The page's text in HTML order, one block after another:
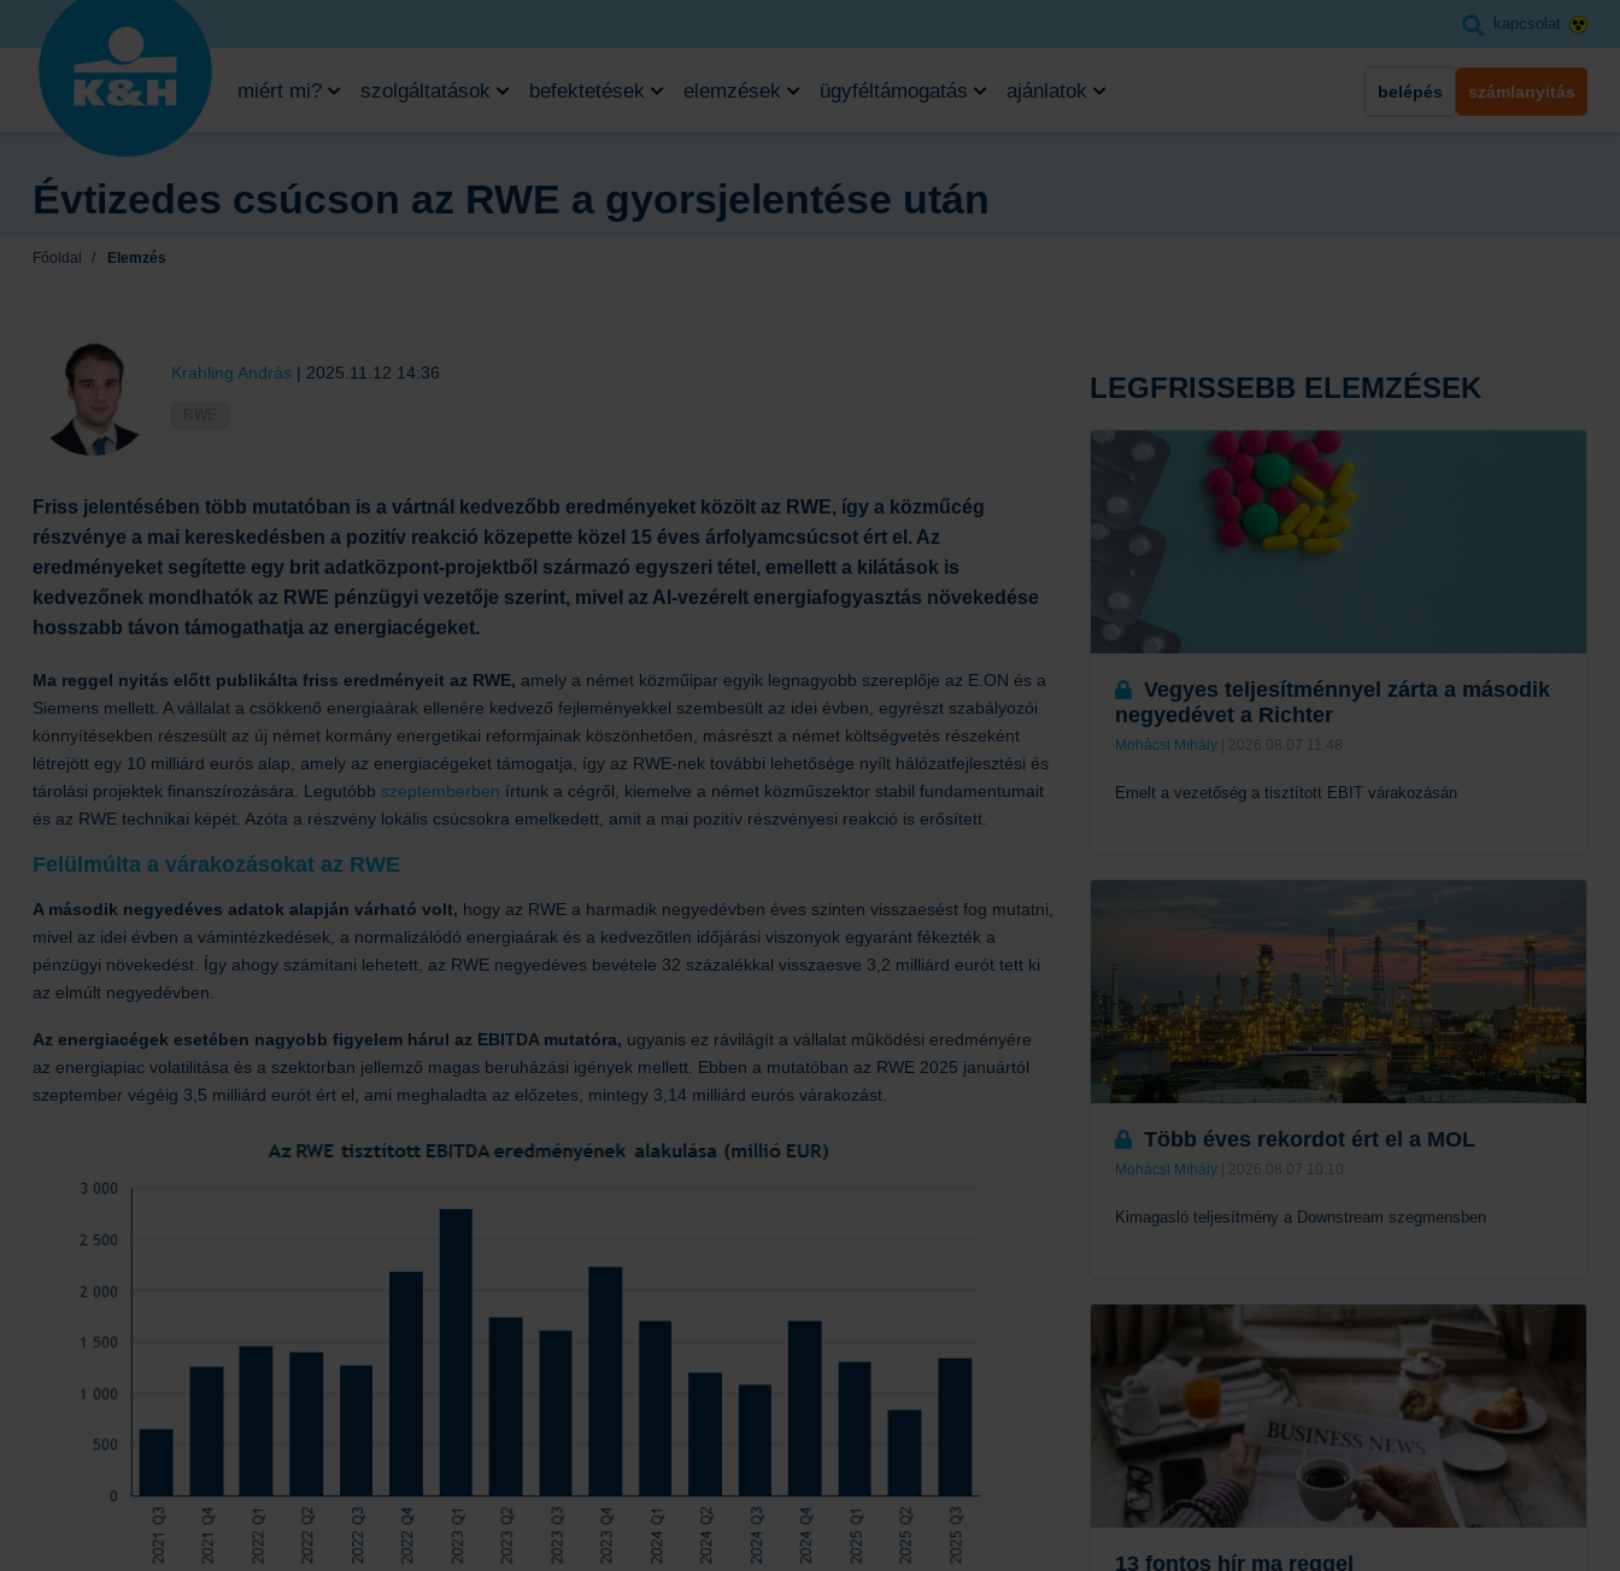
kapcsolat
miért mi? szolgáltatások befektetések elemzések ügyféltámogatás ajánlatok belépés számlanyitás
Évtizedes csúcson az RWE a gyorsjelentése után
Főoldal / Elemzés
Krahling András | 2025.11.12 14:36
Friss jelentésében több mutatóban is a vártnál kedvezőbb eredményeket közölt az RWE, így a közműcég
részvénye a mai kereskedésben a pozitív reakció közepette közel 15 éves árfolyamcsúcsot ért el. Az
eredményeket segítette egy brit adatközpont-projektből származó egyszeri tétel, emellett a kilátások is
kedvezőnek mondhatók az RWE pénzügyi vezetője szerint, mivel az AI-vezérelt energiafogyasztás növekedése
hosszabb távon támogathatja az energiacégeket.
Ma reggel nyitás előtt publikálta friss eredményeit az RWE, amely a német közműipar egyik legnagyobb szereplője az E.ON és a
Siemens mellett. A vállalat a csökkenő energiaárak ellenére kedvező fejleményekkel szembesült az idei évben, egyrészt szabályozói
könnyítésekben részesült az új német kormány energetikai reformjainak köszönhetően, másrészt a német költségvetés részeként
létrejött egy 10 milliárd eurós alap, amely az energiacégeket támogatja, így az RWE-nek további lehetősége nyílt hálózatfejlesztési és
tárolási projektek finanszírozására. Legutóbb szeptemberben írtunk a cégről, kiemelve a német közműszektor stabil fundamentumait
és az RWE technikai képét. Azóta a részvény lokális csúcsokra emelkedett, amit a mai pozitív részvényesi reakció is erősített.
Felülmúlta a várakozásokat az RWE
A második negyedéves adatok alapján várható volt, hogy az RWE a harmadik negyedévben éves szinten visszaesést fog mutatni,
mivel az idei évben a vámintézkedések, a normalizálódó energiaárak és a kedvezőtlen időjárási viszonyok egyaránt fékezték a
pénzügyi növekedést. Így ahogy számítani lehetett, az RWE negyedéves bevétele 32 százalékkal visszaesve 3,2 milliárd eurót tett ki
az elmúlt negyedévben.
Az energiacégek esetében nagyobb figyelem hárul az EBITDA mutatóra, ugyanis ez rávilágít a vállalat működési eredményére
az energiapiac volatilitása és a szektorban jellemző magas beruházási igények mellett. Ebben a mutatóban az RWE 2025 januártól
szeptember végéig 3,5 milliárd eurót ért el, ami meghaladta az előzetes, mintegy 3,14 milliárd eurós várakozást.
LEGFRISSEBB ELEMZÉSEK
Vegyes teljesítménnyel zárta a második
negyedévet a Richter
Mohácsi Mihály | 2026.08.07 11:48
Emelt a vezetőség a tisztított EBIT várakozásán
Több éves rekordot ért el a MOL
Mohácsi Mihály | 2026.08.07 10:10
Kimagasló teljesítmény a Downstream szegmensben
Tovább
13 fontos hír ma reggel